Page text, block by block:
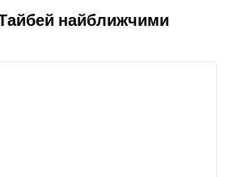
найближчими